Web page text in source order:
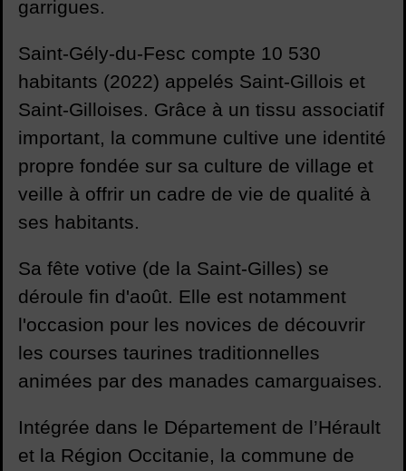
garrigues.
Saint-Gély-du-Fesc compte 10 530
habitants (2022) appelés Saint-Gillois et
Saint-Gilloises. Grâce à un tissu associatif
important, la commune cultive une identité
propre fondée sur sa culture de village et
veille à offrir un cadre de vie de qualité à
ses habitants.
Sa fête votive (de la Saint-Gilles) se
déroule fin d'août. Elle est notamment
l'occasion pour les novices de découvrir
les courses taurines traditionnelles
animées par des manades camarguaises.
Intégrée dans le Département de l’Hérault
et la Région Occitanie, la commune de